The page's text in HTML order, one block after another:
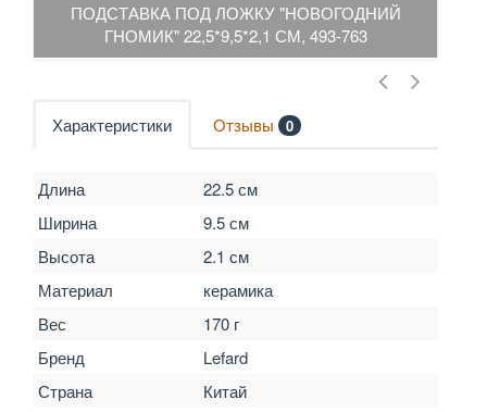
ПОДСТАВКА ПОД ЛОЖКУ "НОВОГОДНИЙ
ГНОМИК" 22,5*9,5*2,1 СМ, 493-763
Характеристики Отзывы 0
Длина
22.5 см
Ширина
9.5 см
Высота
2.1 см
Материал
керамика
Вес
170 г
Бренд
Lefard
Страна
Китай